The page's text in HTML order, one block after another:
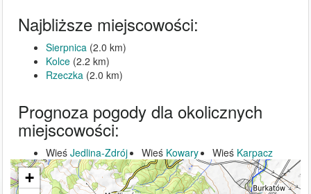
Najbliższe miejscowości:
Sierpnica (2.0 km)
Kolce (2.2 km)
Rzeczka (2.0 km)
Prognoza pogody dla okolicznych
miejscowości:
Wieś Jedlina-Zdrój Wieś Kowary Wieś Karpacz
+